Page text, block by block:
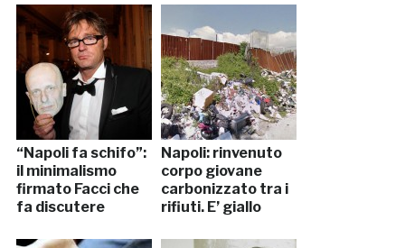
“Napoli fa schifo”:
il minimalismo
firmato Facci che
fa discutere
Napoli: rinvenuto
corpo giovane
carbonizzato tra i
rifiuti. E’ giallo